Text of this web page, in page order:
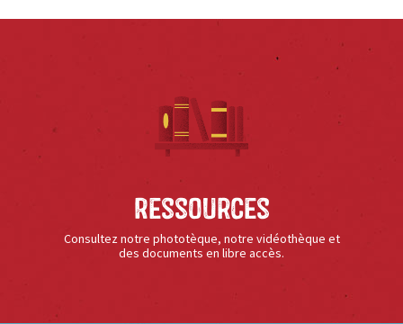
Ressources
Consultez notre phototèque, notre vidéothèque et
des documents en libre accès.